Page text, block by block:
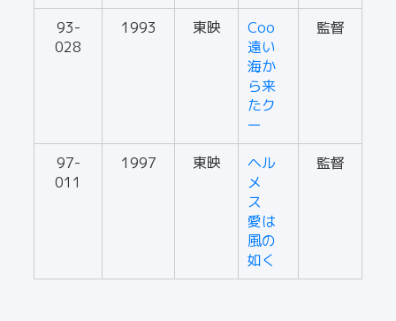
93-
028
1993 東映
Coo
遠い
海か
ら来
たク
ー
監督
97-
011
1997 東映
ヘル
メ
ス
愛は
風の
如く
監督